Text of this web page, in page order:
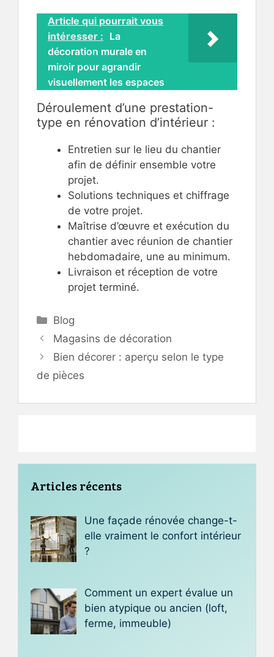
Article qui pourrait vous
intéresser : La
décoration murale en
miroir pour agrandir
visuellement les espaces
Déroulement d’une prestation-
type en rénovation d’intérieur :
Entretien sur le lieu du chantier
afin de définir ensemble votre
projet.
Solutions techniques et chiffrage
de votre projet.
Maîtrise d’œuvre et exécution du
chantier avec réunion de chantier
hebdomadaire, une au minimum.
Livraison et réception de votre
projet terminé.
Catégories
Blog
Magasins de décoration
Bien décorer : aperçu selon le type
de pièces
Articles récents
Une façade rénovée change-t-
elle vraiment le confort intérieur
?
Comment un expert évalue un
bien atypique ou ancien (loft,
ferme, immeuble)